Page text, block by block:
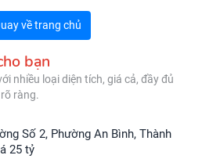
về trang chủ
bạn
nhiều loại diện tích, giá cả, đầy đủ
ràng.
25 tỷ